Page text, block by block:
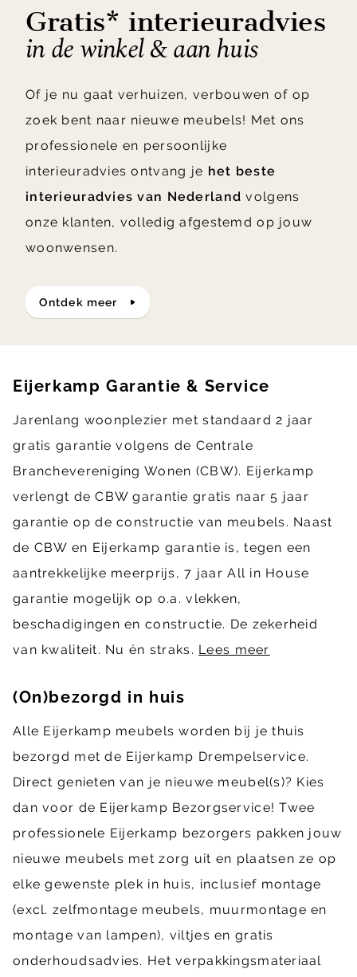
Gratis* interieuradvies
in de winkel & aan huis
Of je nu gaat verhuizen, verbouwen of op
zoek bent naar nieuwe meubels! Met ons
professionele en persoonlijke
interieuradvies ontvang je het beste
interieuradvies van Nederland volgens
onze klanten, volledig afgestemd op jouw
woonwensen.
ontdek meer
Eijerkamp Garantie & Service
Jarenlang woonplezier met standaard 2 jaar
gratis garantie volgens de Centrale
Branchevereniging Wonen (CBW). Eijerkamp
verlengt de CBW garantie gratis naar 5 jaar
garantie op de constructie van meubels. Naast
de CBW en Eijerkamp garantie is, tegen een
aantrekkelijke meerprijs, 7 jaar All in House
garantie mogelijk op o.a. vlekken,
beschadigingen en constructie. De zekerheid
van kwaliteit. Nu én straks. Lees meer
(On)bezorgd in huis
Alle Eijerkamp meubels worden bij je thuis
bezorgd met de Eijerkamp Drempelservice.
Direct genieten van je nieuwe meubel(s)? Kies
dan voor de Eijerkamp Bezorgservice! Twee
professionele Eijerkamp bezorgers pakken jouw
nieuwe meubels met zorg uit en plaatsen ze op
elke gewenste plek in huis, inclusief montage
(excl. zelfmontage meubels, muurmontage en
montage van lampen), viltjes en gratis
onderhoudsadvies. Het verpakkingsmateriaal